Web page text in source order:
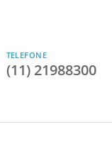
TELEFONE
(11) 21988300